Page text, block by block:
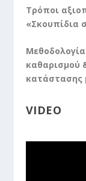
Τρόποι
«Σκουπίδια
καθαρισμού
κατάστασης
VIDEO